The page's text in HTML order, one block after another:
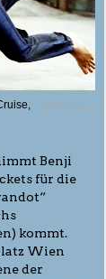
© Paramount
Benji
für die
kommt.
Wien
der